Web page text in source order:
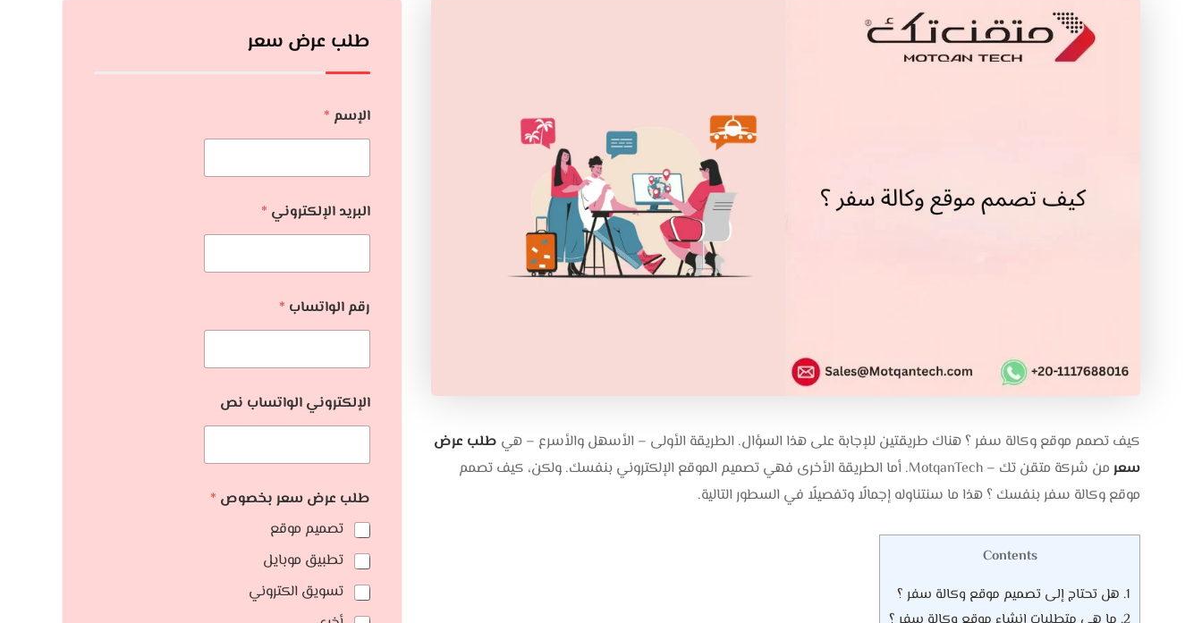
كيف تصمم موقع وكالة سفر ؟ هناك طريقتين للإجابة على هذا السؤال. الطريقة الأولى – الأسهل والأسرع – هي طلب عرض
سعر
من شركة متقن تك – MotqanTech. أما الطريقة الأخرى فهي تصميم الموقع الإلكتروني بنفسك. ولكن، كيف تصمم
موقع وكالة سفر بنفسك ؟ هذا ما سنتناوله إجمالًا وتفصيلًا في السطور التالية.
Contents
1. هل تحتاج إلى تصميم موقع وكالة سفر ؟
طلب عرض سعر
الإسم *
البريد الإلكتروني *
رقم الواتساب *
الإلكتروني الواتساب نص
طلب عرض سعر بخصوص *
تصميم موقع
تطبيق موبايل
تسويق الكتروني